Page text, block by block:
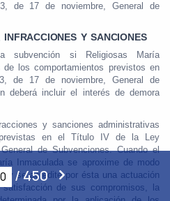
/450
de 17 de noviembre, General de
Y SANCIONES
subvención si Religiosas María
de los comportamientos previstos en
de 17 de noviembre, General de
deberá incluir el interés de demora
y sanciones administrativas
en el Título IV de la Ley
de Subvenciones. Cuando el
Inmaculada se aproxime de modo
y se acredite por ésta una actuación
de sus compromisos, la